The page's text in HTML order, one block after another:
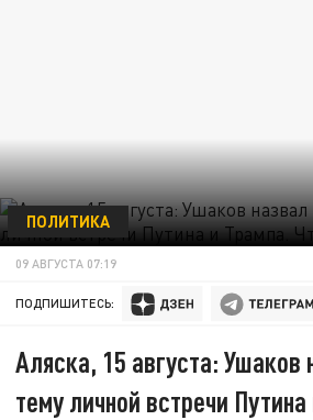
ПОЛИТИКА
09 АВГУСТА 07:19
ПОДПИШИТЕСЬ:
Аляска, 15 августа: Ушаков
тему личной встречи